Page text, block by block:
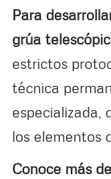
Para
grúa
estrictos
técnica
especializada,
los elementos
Conoce más